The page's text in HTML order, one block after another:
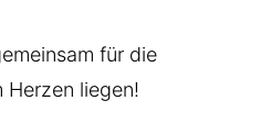
für die
Herzen liegen!